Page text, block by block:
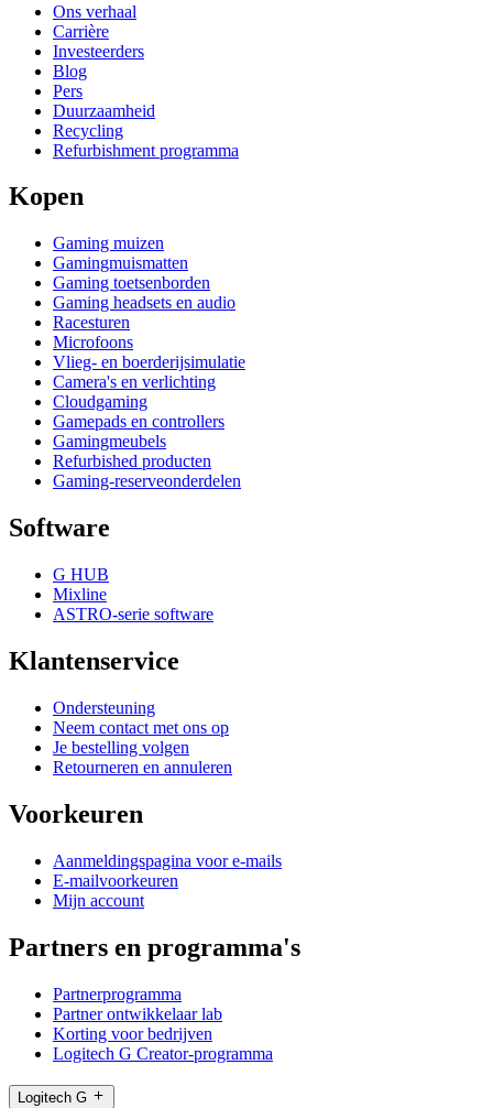
Ons verhaal
Carrière
Investeerders
Blog
Pers
Duurzaamheid
Recycling
Refurbishment programma
Kopen
Gaming muizen
Gamingmuismatten
Gaming toetsenborden
Gaming headsets en audio
Racesturen
Microfoons
Vlieg- en boerderijsimulatie
Camera's en verlichting
Cloudgaming
Gamepads en controllers
Gamingmeubels
Refurbished producten
Gaming-reserveonderdelen
Software
G HUB
Mixline
ASTRO-serie software
Klantenservice
Ondersteuning
Neem contact met ons op
Je bestelling volgen
Retourneren en annuleren
Voorkeuren
Aanmeldingspagina voor e-mails
E-mailvoorkeuren
Mijn account
Partners en programma's
Partnerprogramma
Partner ontwikkelaar lab
Korting voor bedrijven
Logitech G Creator-programma
Logitech G